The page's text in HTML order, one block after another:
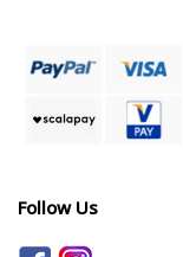
Follow Us